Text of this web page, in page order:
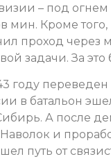
– под огнем
мин. Кроме
проход через
задачи. За
году переведен
в батальон
А после
и
путь от